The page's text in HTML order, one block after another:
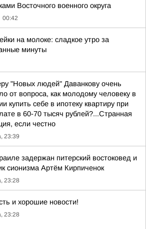
Восточного военного округа
00:42
на молоке: сладкое утро за
минуты
"Новых людей" Даванкову очень
от вопроса, как молодому человеку в
купить себе в ипотеку квартиру при
в 60-70 тысяч рублей?...Странная
если честно
23:39
задержан питерский востоковед и
сионизма Артём Кирпиченок
23:28
и хорошие новости!
23:28